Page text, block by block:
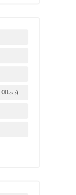
د.ت.00 )